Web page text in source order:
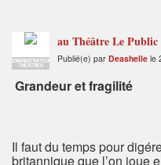
ADMINISTRATEUR
THÉÂTRES
au Théâtre Le
Publié(e) par Deashelle le
Grandeur et fragilité
Il faut du temps pour
britannique que l’on joue